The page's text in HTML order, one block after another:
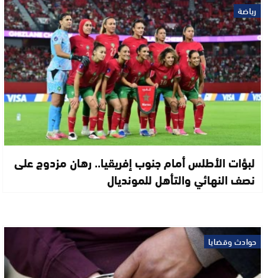
رياضة
لبؤات الأطلس أمام جنوب إفريقيا.. رهان مزدوج على
نصف النهائي والتأهل للمونديال
حوادث وقضايا